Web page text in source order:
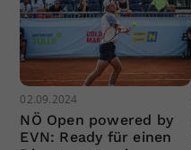
02.09.2024
NÖ Open powered by
EVN: Ready für einen